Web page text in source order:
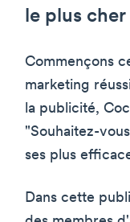
le plus
Commençons
marketing
la publicité,
"Souhaitez-
ses plus
Dans cette